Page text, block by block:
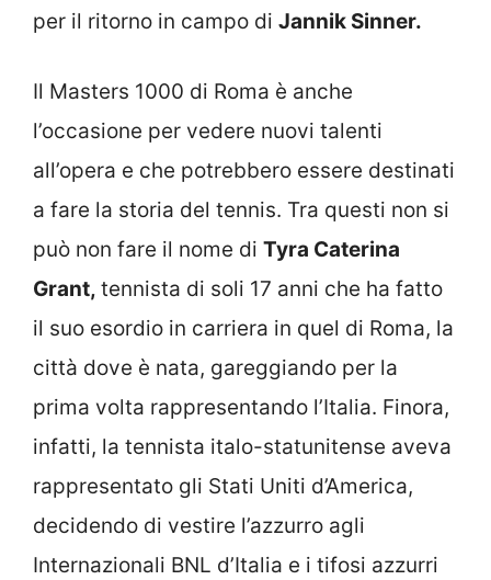
per il ritorno in campo di Jannik Sinner.
Il Masters 1000 di Roma è anche
l’occasione per vedere nuovi talenti
all’opera e che potrebbero essere destinati
a fare la storia del tennis. Tra questi non si
può non fare il nome di Tyra Caterina
Grant, tennista di soli 17 anni che ha fatto
il suo esordio in carriera in quel di Roma, la
città dove è nata, gareggiando per la
prima volta rappresentando l’Italia. Finora,
infatti, la tennista italo-statunitense aveva
rappresentato gli Stati Uniti d’America,
decidendo di vestire l’azzurro agli
Internazionali BNL d’Italia e i tifosi azzurri